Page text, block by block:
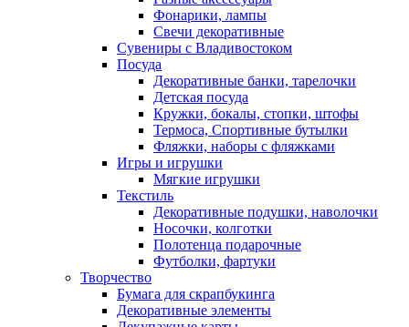
Фонарики, лампы
Свечи декоративные
Сувениры с Владивостоком
Посуда
Декоративные банки, тарелочки
Детская посуда
Кружки, бокалы, стопки, штофы
Термоса, Спортивные бутылки
Фляжки, наборы с фляжками
Игры и игрушки
Мягкие игрушки
Текстиль
Декоративные подушки, наволочки
Носочки, колготки
Полотенца подарочные
Футболки, фартуки
Творчество
Бумага для скрапбукинга
Декоративные элементы